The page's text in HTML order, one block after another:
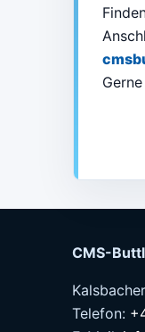
CMS-
Telefon: